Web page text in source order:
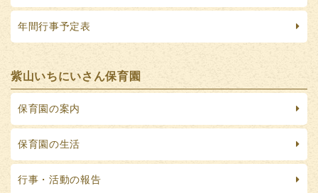
年間行事予定表
紫山いちにいさん保育園
保育園の案内
保育園の生活
行事・活動の報告